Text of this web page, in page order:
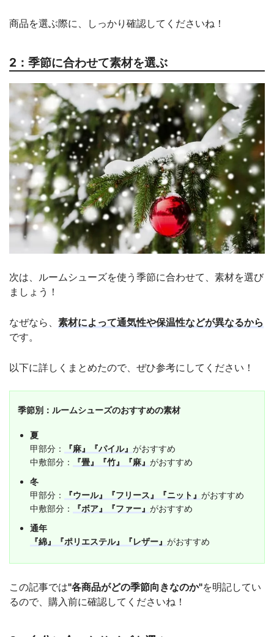
商品を選ぶ際に、しっかり確認してくださいね！
2：季節に合わせて素材を選ぶ
次は、ルームシューズを使う季節に合わせて、素材を選び
ましょう！
なぜなら、 素材によって通気性や保温性などが異なるから
です。
以下に詳しくまとめたので、ぜひ参考にしてください！
季節別：ルームシューズのおすすめの素材
夏
甲部分：
『麻』『パイル』 がおすすめ
中敷部分：
『畳』『竹』『麻』 がおすすめ
冬
甲部分：
『ウール』『フリース』『ニット』 がおすすめ
中敷部分：
『ボア』『ファー』 がおすすめ
通年
『綿』『ポリエステル』『レザー』 がおすすめ
この記事では"各商品がどの季節向きなのか"を明記してい
るので、購入前に確認してくださいね！